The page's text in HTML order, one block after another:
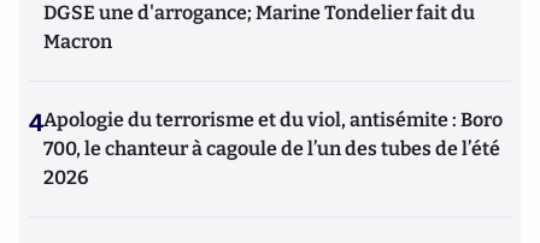
DGSE une d'arrogance; Marine Tondelier fait du
Macron
4Apologie du terrorisme et du viol, antisémite : Boro
700, le chanteur à cagoule de l’un des tubes de l’été
2026